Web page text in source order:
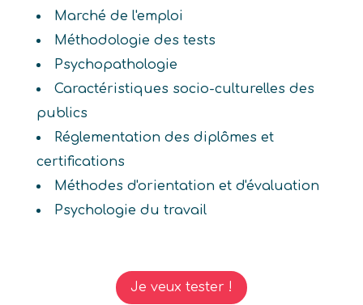
Marché de l'emploi
Méthodologie des tests
Psychopathologie
Caractéristiques socio-culturelles des
publics
Réglementation des diplômes et
certifications
Méthodes d'orientation et d'évaluation
Psychologie du travail
Je veux tester !